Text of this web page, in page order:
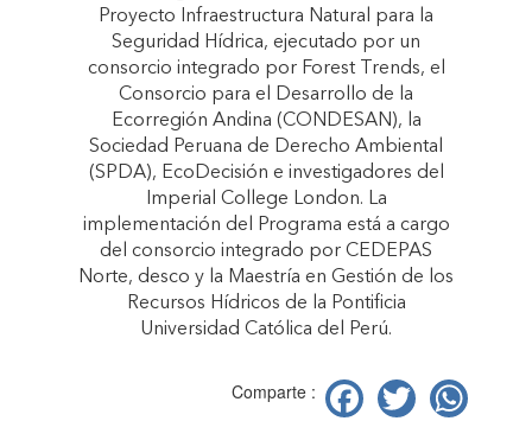
Proyecto Infraestructura Natural para la
Seguridad Hídrica, ejecutado por un
consorcio integrado por Forest Trends, el
Consorcio para el Desarrollo de la
Ecorregión Andina (CONDESAN), la
Sociedad Peruana de Derecho Ambiental
(SPDA), EcoDecisión e investigadores del
Imperial College London. La
implementación del Programa está a cargo
del consorcio integrado por CEDEPAS
Norte, desco y la Maestría en Gestión de los
Recursos Hídricos de la Pontificia
Universidad Católica del Perú.
Comparte : Facebook
Twitter